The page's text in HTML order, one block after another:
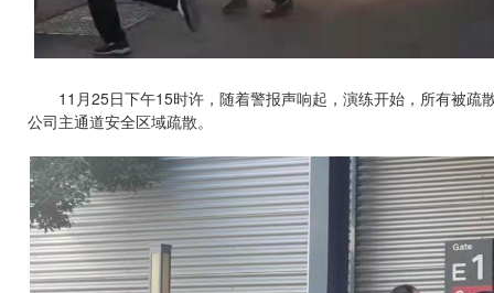
11月25日下午15时许，随着警报声响起，演练开始，所有被疏
公司主通道安全区域疏散。